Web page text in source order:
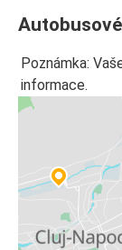
Poznámka:
informace.